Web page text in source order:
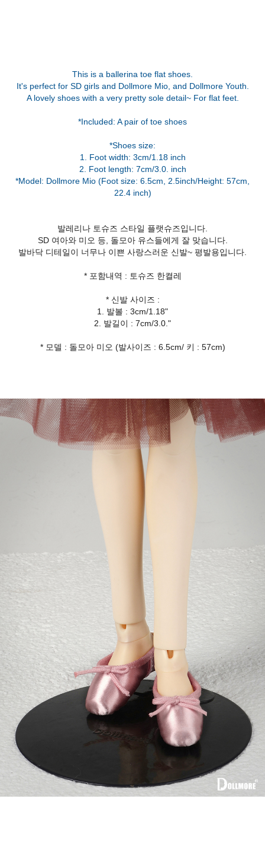
This is a ballerina toe flat shoes.
It's perfect for SD girls and Dollmore Mio, and Dollmore Youth.
A lovely shoes with a very pretty sole detail~ For flat feet.
*Included: A pair of toe shoes
*Shoes size:
1. Foot width: 3cm/1.18 inch
2. Foot length: 7cm/3.0. inch
*Model: Dollmore Mio (Foot size: 6.5cm, 2.5inch/Height: 57cm,
발레리나 토슈즈 스타일 플랫슈즈입니다.
SD 여아와 미오 등, 돌모아 유스들에게 잘 맞습니다.
발바닥 디테일이 너무나 이쁜 사랑스러운 신발~ 평발용입니다.
* 포함내역 : 토슈즈 한켤레
* 신발 사이즈 :
1. 발볼 : 3cm/1.18"
2. 발길이 : 7cm/3.0."
* 모델 : 돌모아 미오 (발사이즈 : 6.5cm/ 키 : 57cm)